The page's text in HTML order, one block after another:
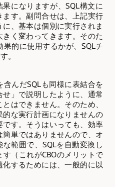
になりますが、SQL構文に
す。副問合せは、上記実行
、基本は個別に実行されま
く変わってきます。そのた
的に使用するかが、SQLチ
。
んだSQLも同様に表結合を
」で説明したように、通常
はできません。そのため、
な実行計画になりませんの
す。そうはいっても、効率
単ではありませんので、オ
範囲で、SQLを自動変換し
（これがCBOのメリットで
するためには、一般的に以